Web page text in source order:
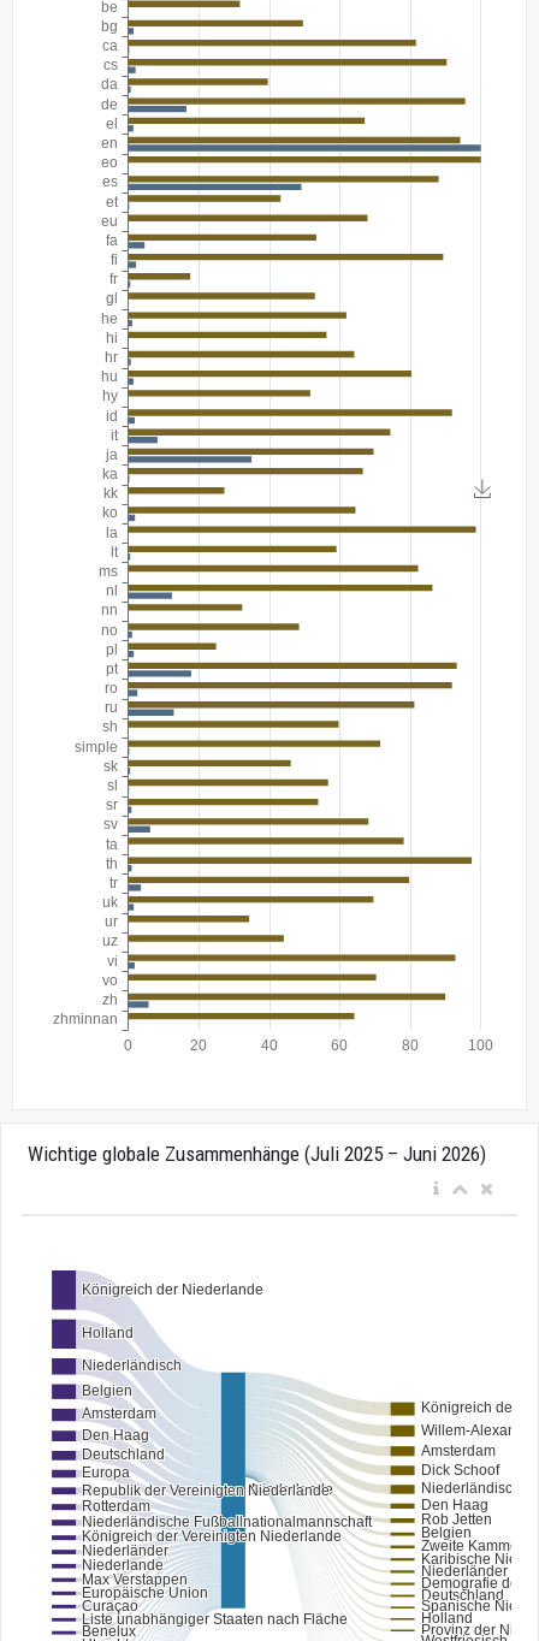
Wichtige globale Zusammenhänge (Juli 2025 – Juni 2026)